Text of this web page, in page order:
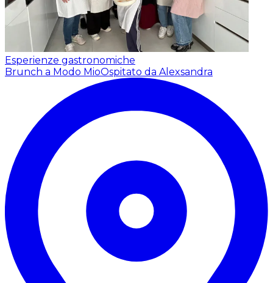
Esperienze gastronomiche
Brunch a Modo MioOspitato da Alexsandra